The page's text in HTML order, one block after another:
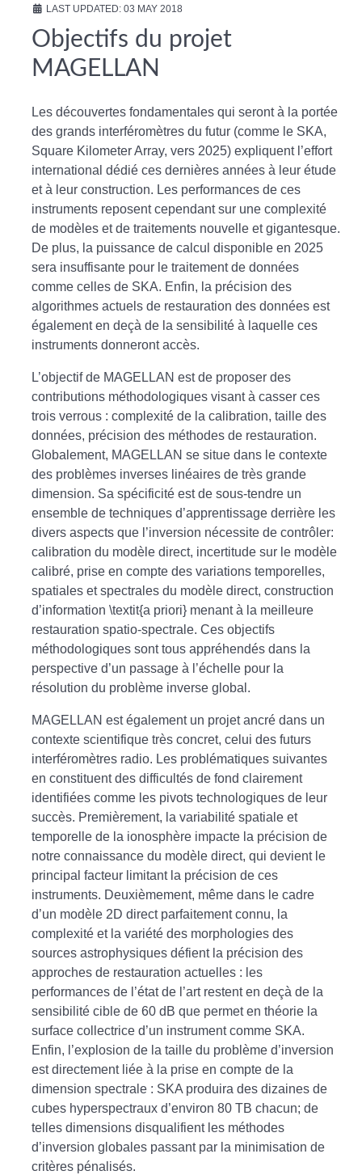
LAST UPDATED: 03 MAY 2018
Objectifs du projet
MAGELLAN
Les découvertes fondamentales qui seront à la portée
des grands interféromètres du futur (comme le SKA,
Square Kilometer Array, vers 2025) expliquent l’effort
international dédié ces dernières années à leur étude
et à leur construction. Les performances de ces
instruments reposent cependant sur une complexité
de modèles et de traitements nouvelle et gigantesque.
De plus, la puissance de calcul disponible en 2025
sera insuffisante pour le traitement de données
comme celles de SKA. Enfin, la précision des
algorithmes actuels de restauration des données est
également en deçà de la sensibilité à laquelle ces
instruments donneront accès.
L’objectif de MAGELLAN est de proposer des
contributions méthodologiques visant à casser ces
trois verrous : complexité de la calibration, taille des
données, précision des méthodes de restauration.
Globalement, MAGELLAN se situe dans le contexte
des problèmes inverses linéaires de très grande
dimension. Sa spécificité est de sous-tendre un
ensemble de techniques d’apprentissage derrière les
divers aspects que l’inversion nécessite de contrôler:
calibration du modèle direct, incertitude sur le modèle
calibré, prise en compte des variations temporelles,
spatiales et spectrales du modèle direct, construction
d’information \textit{a priori} menant à la meilleure
restauration spatio-spectrale. Ces objectifs
méthodologiques sont tous appréhendés dans la
perspective d’un passage à l’échelle pour la
résolution du problème inverse global.
MAGELLAN est également un projet ancré dans un
contexte scientifique très concret, celui des futurs
interféromètres radio. Les problématiques suivantes
en constituent des difficultés de fond clairement
identifiées comme les pivots technologiques de leur
succès. Premièrement, la variabilité spatiale et
temporelle de la ionosphère impacte la précision de
notre connaissance du modèle direct, qui devient le
principal facteur limitant la précision de ces
instruments. Deuxièmement, même dans le cadre
d’un modèle 2D direct parfaitement connu, la
complexité et la variété des morphologies des
sources astrophysiques défient la précision des
approches de restauration actuelles : les
performances de l’état de l’art restent en deçà de la
sensibilité cible de 60 dB que permet en théorie la
surface collectrice d’un instrument comme SKA.
Enfin, l’explosion de la taille du problème d’inversion
est directement liée à la prise en compte de la
dimension spectrale : SKA produira des dizaines de
cubes hyperspectraux d’environ 80 TB chacun; de
telles dimensions disqualifient les méthodes
d’inversion globales passant par la minimisation de
critères pénalisés.